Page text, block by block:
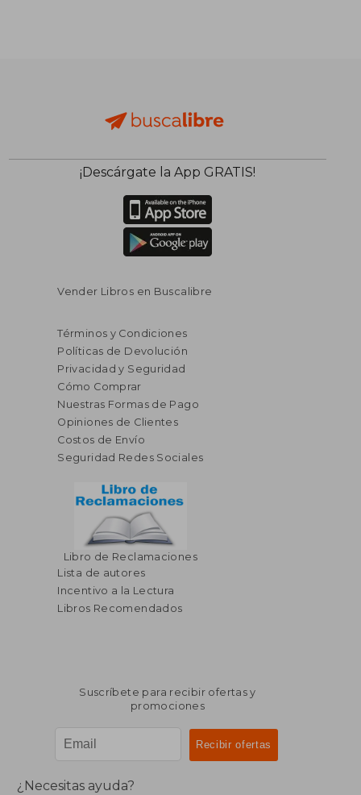
¡Descárgate la App GRATIS!
Vender Libros en Buscalibre
Términos y Condiciones
Políticas de Devolución
Privacidad y Seguridad
Cómo Comprar
Nuestras Formas de Pago
Opiniones de Clientes
Costos de Envío
Seguridad Redes Sociales
Libro de Reclamaciones
Lista de autores
Incentivo a la Lectura
Libros Recomendados
Suscríbete para recibir ofertas y
promociones
¿Necesitas ayuda?